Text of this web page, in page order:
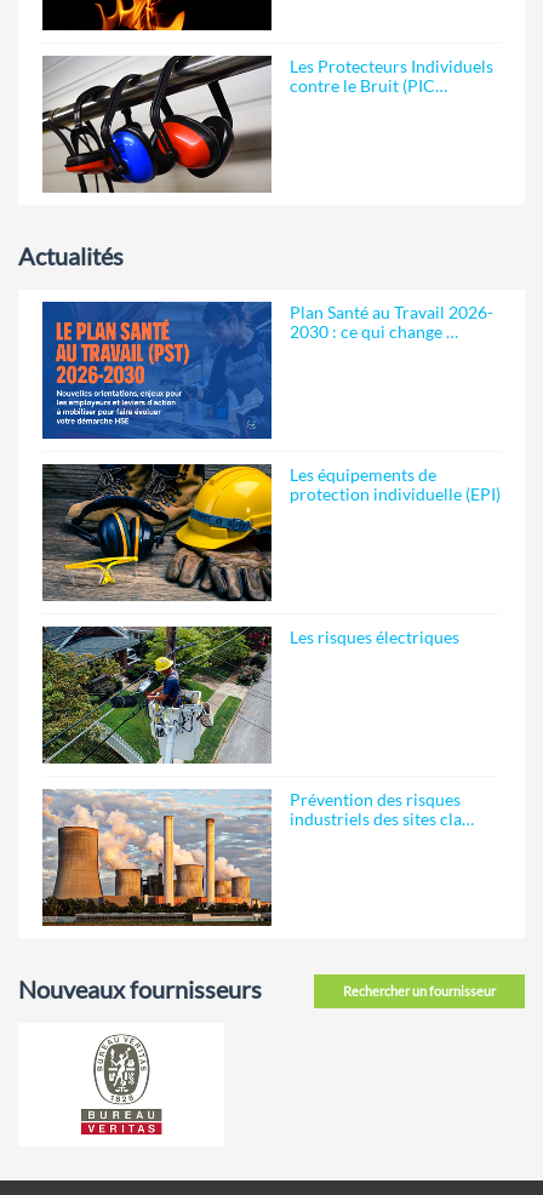
Les Protecteurs Individuels
contre le Bruit (PIC…
Actualités
Plan Santé au Travail 2026-
2030 : ce qui change …
Les équipements de
protection individuelle (EPI)
Les risques électriques
Prévention des risques
industriels des sites cla…
Rechercher un fournisseur
Nouveaux fournisseurs